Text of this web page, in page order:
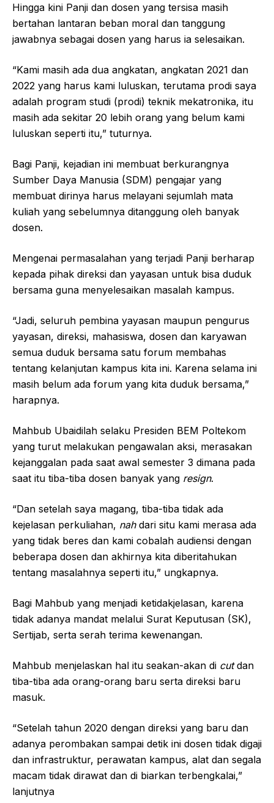
Hingga kini Panji dan dosen yang tersisa masih
bertahan lantaran beban moral dan tanggung
jawabnya sebagai dosen yang harus ia selesaikan.
“Kami masih ada dua angkatan, angkatan 2021 dan
2022 yang harus kami luluskan, terutama prodi saya
adalah program studi (prodi) teknik mekatronika, itu
masih ada sekitar 20 lebih orang yang belum kami
luluskan seperti itu,” tuturnya.
Bagi Panji, kejadian ini membuat berkurangnya
Sumber Daya Manusia (SDM) pengajar yang
membuat dirinya harus melayani sejumlah mata
kuliah yang sebelumnya ditanggung oleh banyak
dosen.
Mengenai permasalahan yang terjadi Panji berharap
kepada pihak direksi dan yayasan untuk bisa duduk
bersama guna menyelesaikan masalah kampus.
“Jadi, seluruh pembina yayasan maupun pengurus
yayasan, direksi, mahasiswa, dosen dan karyawan
semua duduk bersama satu forum membahas
tentang kelanjutan kampus kita ini. Karena selama ini
masih belum ada forum yang kita duduk bersama,”
harapnya.
Mahbub Ubaidilah selaku Presiden BEM Poltekom
yang turut melakukan pengawalan aksi, merasakan
kejanggalan pada saat awal semester 3 dimana pada
saat itu tiba-tiba dosen banyak yang resign.
“Dan setelah saya magang, tiba-tiba tidak ada
kejelasan perkuliahan, nahdari situ kami merasa ada
yang tidak beres dan kami cobalah audiensi dengan
beberapa dosen dan akhirnya kita diberitahukan
tentang masalahnya seperti itu,” ungkapnya.
Bagi Mahbub yang menjadi ketidakjelasan, karena
tidak adanya mandat melalui Surat Keputusan (SK),
Sertijab, serta serah terima kewenangan.
Mahbub menjelaskan hal itu seakan-akan di cutdan
tiba-tiba ada orang-orang baru serta direksi baru
masuk.
“Setelah tahun 2020 dengan direksi yang baru dan
adanya perombakan sampai detik ini dosen tidak digaji
dan infrastruktur, perawatan kampus, alat dan segala
macam tidak dirawat dan di biarkan terbengkalai,”
lanjutnya